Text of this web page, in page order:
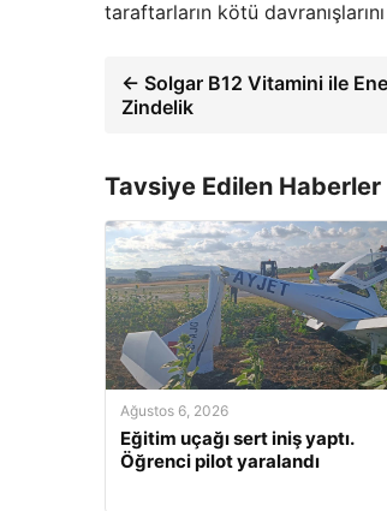
taraftarların kötü
← Solgar B12 Vitamini ile
Zindelik
Tavsiye Edilen Haberler
Ağustos 6, 2026
Eğitim uçağı sert iniş yaptı.
Öğrenci pilot yaralandı